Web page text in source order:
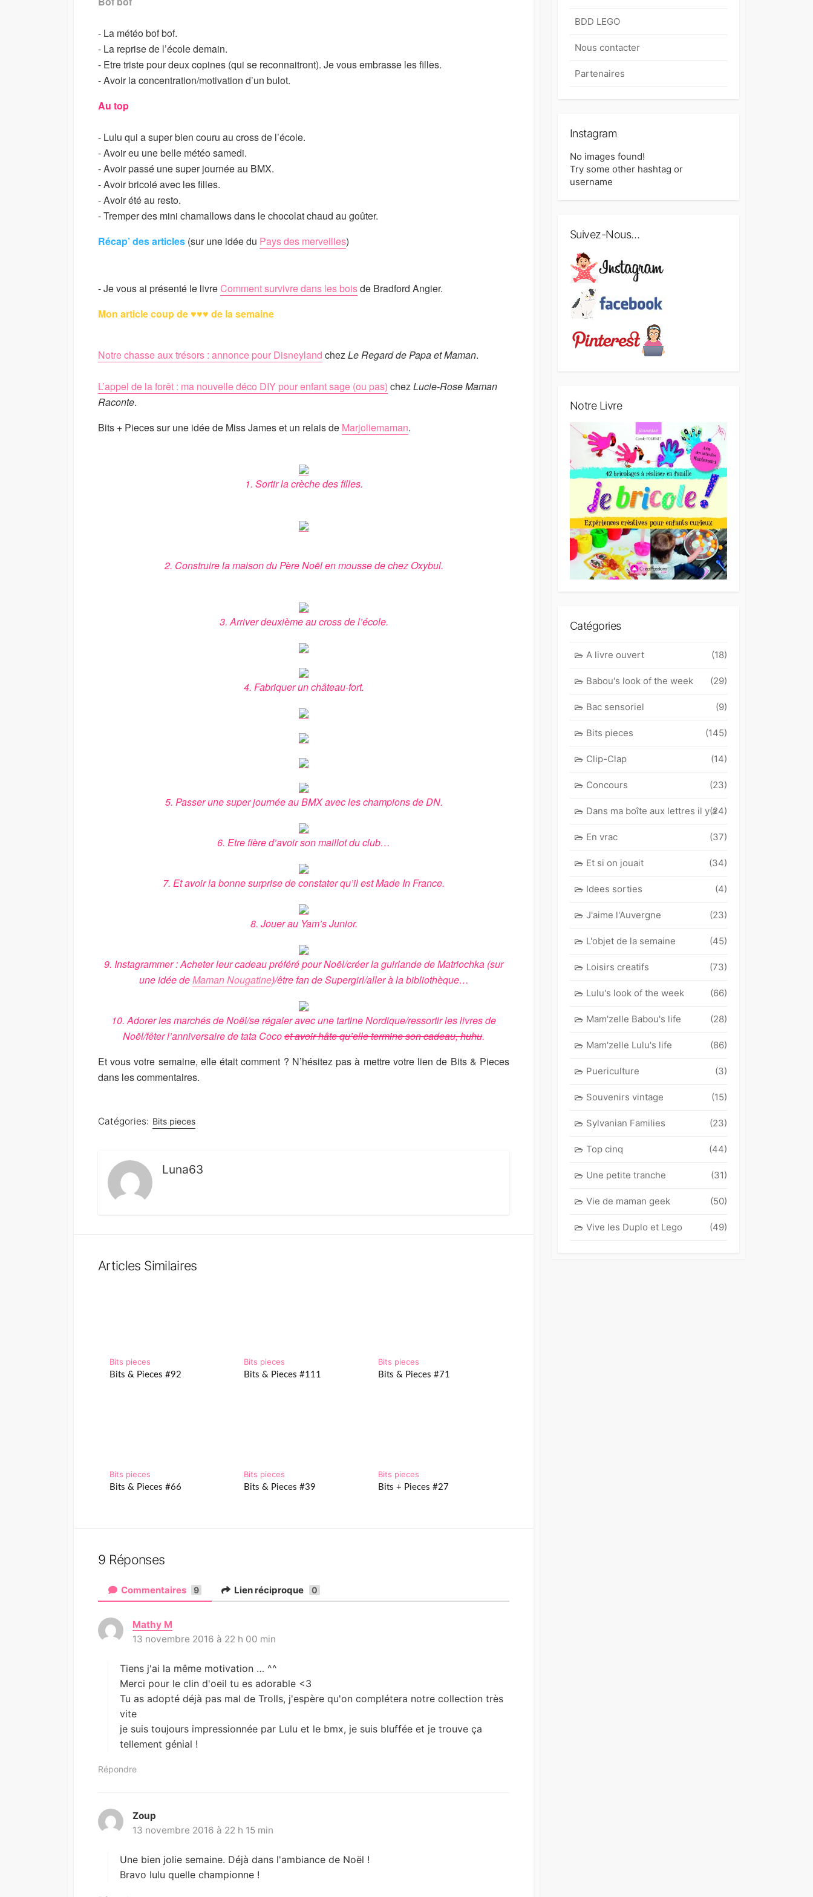
I
H
D
A
E
I
E
E
- La météo bof bof.
- La reprise de l’école demain.
- Etre triste pour deux copines (qui se reconnaitront). Je vous embrasse les filles.
- Avoir la concentration/motivation d’un bulot.
Au top
- Lulu qui a super bien couru au cross de l’école.
- Avoir eu une belle météo samedi.
- Avoir passé une super journée au BMX.
- Avoir bricolé avec les filles.
- Avoir été au resto.
- Tremper des mini chamallows dans le chocolat chaud au goûter.
Récap’ des articles (sur une idée du Pays des merveilles)
- Je vous ai présenté le livreComment survivre dans les boisde Bradford Angier.
Mon article coup de ♥♥♥ de la semaine
Notre chasse aux trésors : annonce pour Disneyland chezLe Regard de Papa et Maman.
L’appel de la forêt : ma nouvelle déco DIY pour enfant sage (ou pas) chezLucie-Rose Maman
Raconte.
Bits + Pieces sur une idée de Miss James et un relais de Marjoliemaman.
1. Sortir la crèche des filles.
2. Construire la maison du Père Noël en mousse de chez Oxybul.
3. Arriver deuxième au cross de l’école.
4. Fabriquer un château-fort.
5. Passer une super journée au BMX avec les champions de DN.
6. Etre fière d’avoir son maillot du club…
7. Et avoir la bonne surprise de constater qu’il est Made In France.
8. Jouer au Yam’s Junior.
9. Instagrammer : Acheter leur cadeau préféré pour Noël/créer la guirlande de Matriochka (sur
une idée deMaman Nougatine)/être fan de Supergirl/aller à la bibliothèque…
10. Adorer les marchés de Noël/se régaler avec une tartine Nordique/ressortir les livres de
Noël/fêter l’anniversaire de tata Cocoet avoir hâte qu’elle termine son cadeau, huhu.
Et vous votre semaine, elle était comment ? N’hésitez pas à mettre votre lien de Bits & Pieces
dans les commentaires.
Catégories: Bits pieces
Luna63
Articles Similaires
Bits pieces
Bits & Pieces #92
Bits pieces
Bits & Pieces #111
Bits pieces
Bits & Pieces #71
Bits pieces
Bits & Pieces #66
Bits pieces
Bits & Pieces #39
Bits pieces
Bits + Pieces #27
9 Réponses
Commentaires 9 Lien réciproque 0
Mathy M
i
:
13 novembre 2016 à 22 h 00 min
Tiens j'ai la même motivation … ^^
Merci pour le clin d'oeil tu es adorable <3
Tu as adopté déjà pas mal de Trolls, j'espère qu'on complétera notre collection très
vite
je suis toujours impressionnée par Lulu et le bmx, je suis bluffée et je trouve ça
tellement génial !
Répondre
Zoup
i
:
13 novembre 2016 à 22 h 15 min
Une bien jolie semaine. Déjà dans l'ambiance de Noël !
Bravo lulu quelle championne !
BDD LEGO
Nous contacter
Partenaires
Instagram
No images found!
Try some other hashtag or
username
Suivez-Nous…
Notre Livre
Catégories
A livre ouvert (18)
Babou's look of the week (29)
Bac sensoriel (9)
Bits pieces (145)
Clip-Clap (14)
Concours (23)
Dans ma boîte aux lettres il y a(24)
En vrac (37)
Et si on jouait (34)
Idees sorties (4)
J'aime l'Auvergne (23)
L'objet de la semaine (45)
Loisirs creatifs (73)
Lulu's look of the week (66)
Mam'zelle Babou's life (28)
Mam'zelle Lulu's life (86)
Puericulture (3)
Souvenirs vintage (15)
Sylvanian Families (23)
Top cinq (44)
Une petite tranche (31)
Vie de maman geek (50)
Vive les Duplo et Lego (49)